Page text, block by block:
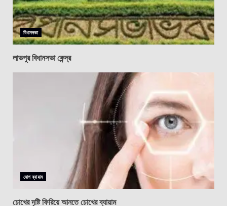
বিধানসভা
লাভপুর বিধানসভা কেন্দ্র
যোগ ব্যায়াম
চোখের দৃষ্টি ফিরিয়ে আনতে চোখের ব্যায়াম